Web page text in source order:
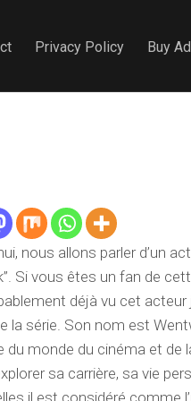
Privacy Policy Buy
nous allons parler d’un
Si vous êtes un fan de
déjà vu cet acteur
la série. Son nom est
du monde du cinéma et de
sa carrière, sa vie
il est considéré comme